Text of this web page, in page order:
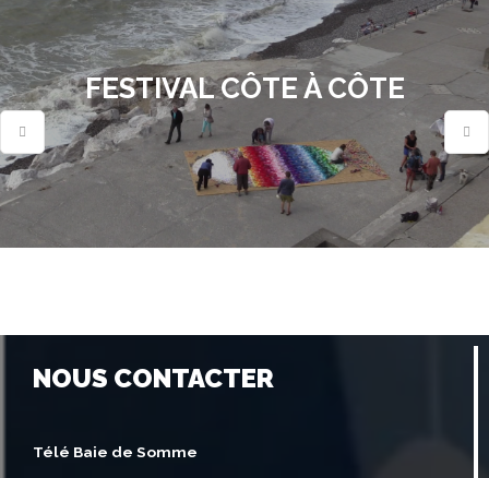
FESTIVAL CÔTE À CÔTE
NOUS CONTACTER
Télé Baie de Somme